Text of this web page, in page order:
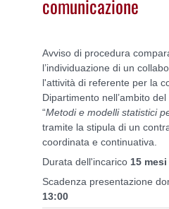
comunicazione
Avviso di procedura
l’individuazione di un
l'attività di referente per la
Dipartimento nell’ambito
“Metodi e modelli statistici
tramite la stipula di un
coordinata e continuativa.
Durata dell'incarico 15 mesi
Scadenza presentazione
13:00